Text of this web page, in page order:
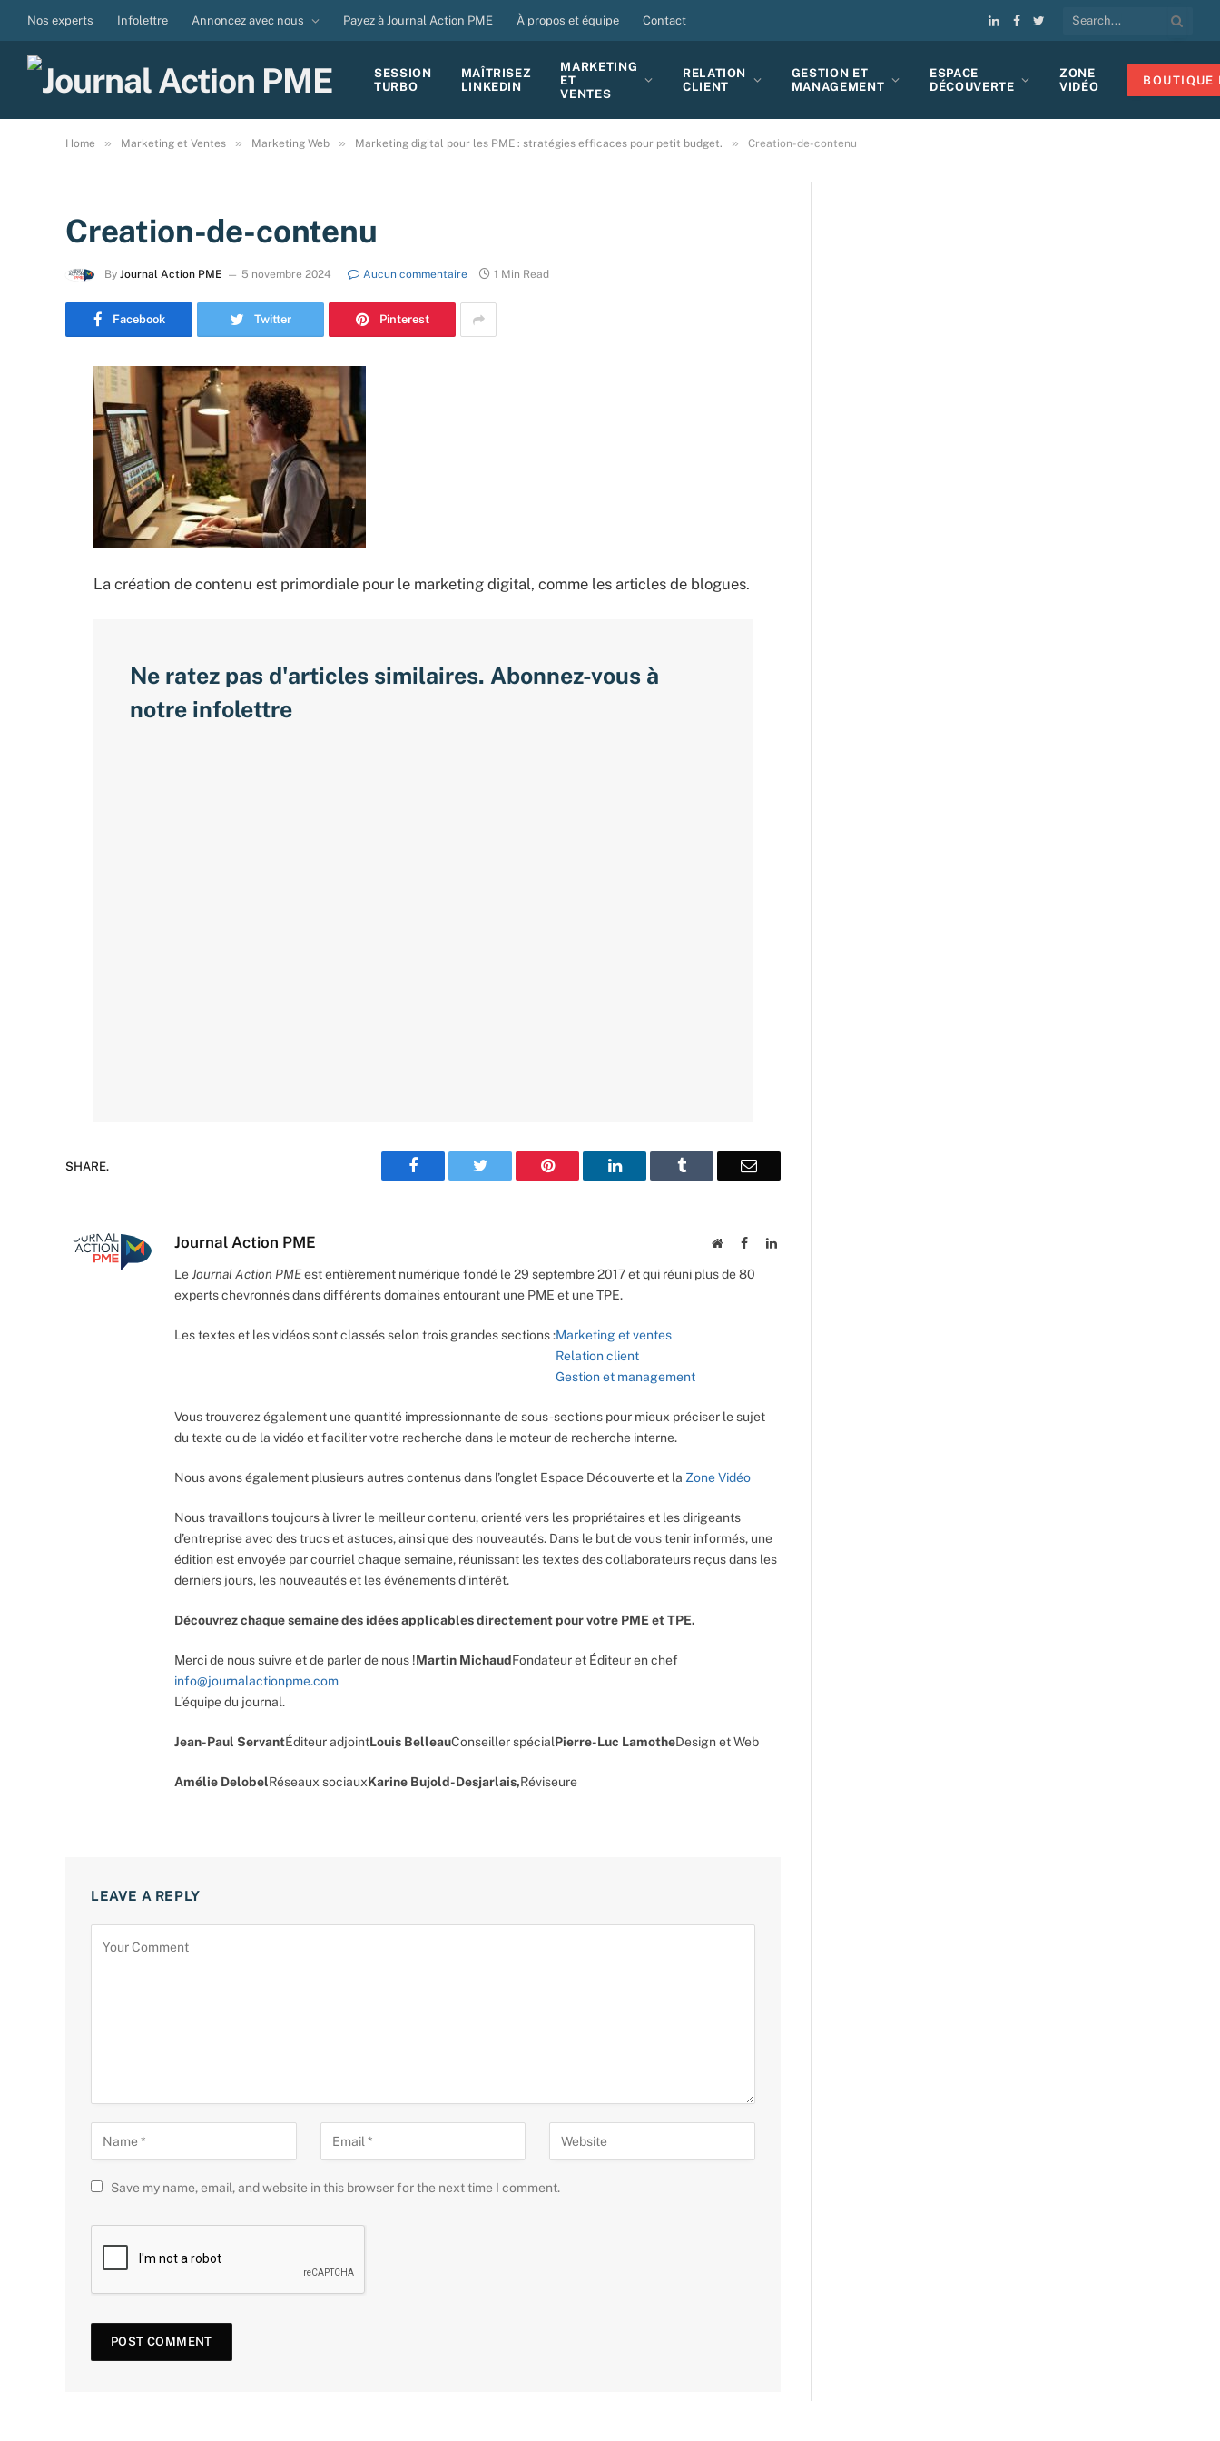
Nos experts Infolettre Annoncez avec nous Payez à Journal Action PME À propos et équipe Contact
LinkedIn
Facebook
Twitter
SESSION
TURBO
MAÎTRISEZ
LINKEDIN
MARKETING
ET
VENTES
RELATION
CLIENT
GESTION ET
MANAGEMENT
ESPACE
DÉCOUVERTE
ZONE
VIDÉO
BOUTIQUE
Home » Marketing et Ventes » Marketing Web » Marketing digital pour les PME : stratégies efficaces pour petit budget. » Creation-de-contenu
Creation-de-contenu
By Journal Action PME 5 novembre 2024 Aucun commentaire 1 Min Read
Facebook Twitter Pinterest
La création de contenu est primordiale pour le marketing digital, comme les articles de blogues.
Ne ratez pas d'articles similaires. Abonnez-vous à
notre infolettre
SHARE. Facebook Twitter Pinterest LinkedIn Tumblr Email
Journal Action PME WebsiteFacebookLinkedIn
LeJournal Action PMEest entièrement numérique fondé le 29 septembre 2017 et qui réuni plus de 80
experts chevronnés dans différents domaines entourant une PME et une TPE.
Les textes et les vidéos sont classés selon trois grandes sections :Marketing et ventes
Relation client
Gestion et management
Vous trouverez également une quantité impressionnante de sous-sections pour mieux préciser le sujet
du texte ou de la vidéo et faciliter votre recherche dans le moteur de recherche interne.
Nous avons également plusieurs autres contenus dans l’onglet Espace Découverte et la Zone Vidéo
Nous travaillons toujours à livrer le meilleur contenu, orienté vers les propriétaires et les dirigeants
d’entreprise avec des trucs et astuces, ainsi que des nouveautés. Dans le but de vous tenir informés, une
édition est envoyée par courriel chaque semaine, réunissant les textes des collaborateurs reçus dans les
derniers jours, les nouveautés et les événements d’intérêt.
Découvrez chaque semaine des idées applicables directement pour votre PME et TPE.
Merci de nous suivre et de parler de nous !
info@journalactionpme.com
L’équipe du journal.
Martin MichaudFondateur et Éditeur en chef
Jean-Paul ServantÉditeur adjointLouis BelleauConseiller spécialPierre-Luc LamotheDesign et Web
Amélie DelobelRéseaux sociauxKarine Bujold-Desjarlais,Réviseure
LEAVE A REPLY
Save my name, email, and website in this browser for the next time I comment.